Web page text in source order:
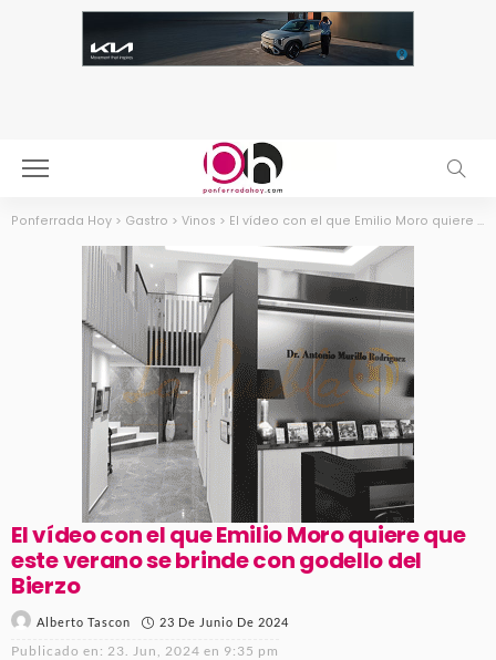
Ponferrada Hoy > Gastro > Vinos > El vídeo con el que Emilio Moro quiere que este verano se brinde con godello del Bierzo
El vídeo con el que Emilio Moro quiere que
este verano se brinde con godello del
Bierzo
Alberto Tascon 23 De Junio De 2024
Publicado en: 23. Jun, 2024 en 9:35 pm